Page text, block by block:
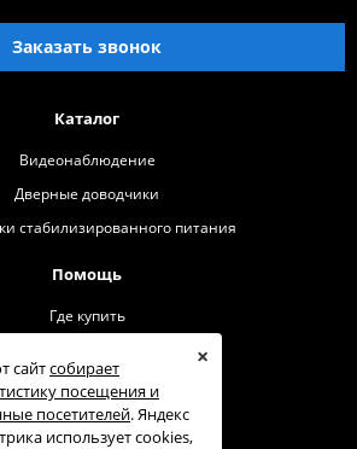
×
сайтсобирает
посещения и
посетителей. Яндекс
использует cookies,
Заказать звонок
Каталог
Видеонаблюдение
Дверные доводчики
стабилизированного питания
Помощь
Где купить
Контакты
Техподдержка